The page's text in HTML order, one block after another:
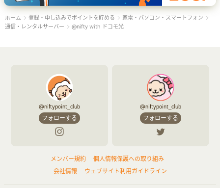
ホーム 登録・申し込みでポイントを貯める
家電・パソコン・スマートフォン
通信・レンタルサーバー
@nifty with ドコモ光
@niftypoint_club
フォローする
@niftypoint_club
フォローする
メンバー規約
個人情報保護への取り組み
会社情報
ウェブサイト利用ガイドライン